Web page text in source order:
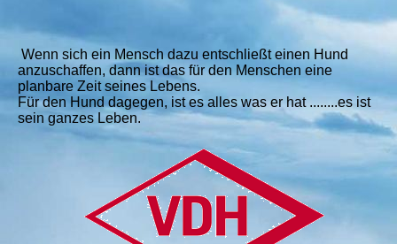
Wenn sich ein Mensch dazu entschließt einen Hund
anzuschaffen, dann ist das für den Menschen eine
planbare Zeit seines Lebens.
Für den Hund dagegen, ist es alles was er hat ........es ist
sein ganzes Leben.